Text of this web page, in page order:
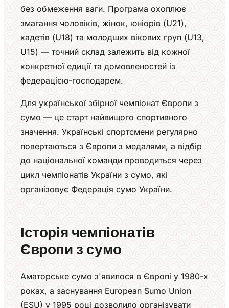
без обмеження ваги. Програма охоплює
змагання чоловіків, жінок, юніорів (U21),
кадетів (U18) та молодших вікових груп (U13,
U15) — точний склад залежить від кожної
конкретної едиції та домовленостей із
федерацією-господарем.
Для української збірної чемпіонат Європи з
сумо — це старт найвищого спортивного
значення. Українські спортсмени регулярно
повертаються з Європи з медалями, а відбір
до національної команди проводиться через
цикл чемпіонатів України з сумо, які
організовує Федерація сумо України.
Історія чемпіонатів
Європи з сумо
Аматорське сумо з'явилося в Європі у 1980-х
роках, а заснування European Sumo Union
(ESU) у 1995 році дозволило організувати